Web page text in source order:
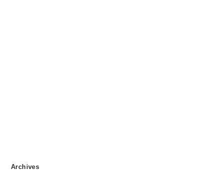
Archives